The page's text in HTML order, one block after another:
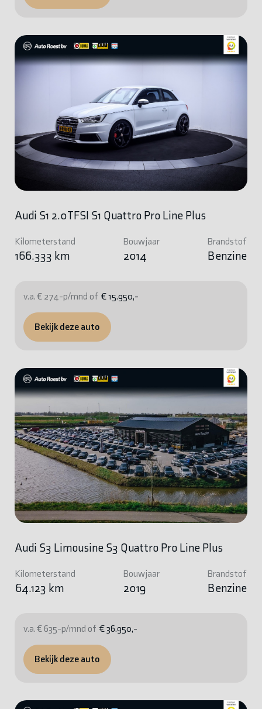
Audi S1 2.0TFSI S1 Quattro Pro Line Plus
Kilometerstand
166.333 km
Bouwjaar
2014
Brandstof
Benzine
v.a. € 274-p/mnd of € 15.950,-
Bekijk deze auto
Audi S3 Limousine S3 Quattro Pro Line Plus
Kilometerstand
64.123 km
Bouwjaar
2019
Brandstof
Benzine
v.a. € 635-p/mnd of € 36.950,-
Bekijk deze auto